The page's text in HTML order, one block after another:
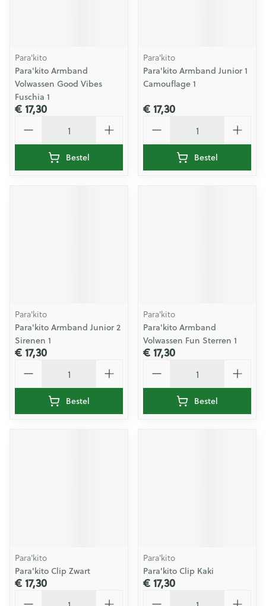
Para'kito
Para'kito Armband
Volwassen Good Vibes
Fuschia 1
€ 17,30
Bestel
Para'kito
Para'kito Armband Junior 1
Camouflage 1
€ 17,30
Bestel
Para'kito
Para'kito Armband Junior 2
Sirenen 1
€ 17,30
Bestel
Para'kito
Para'kito Armband
Volwassen Fun Sterren 1
€ 17,30
Bestel
Para'kito
Para'kito Clip Zwart
€ 17,30
Para'kito
Para'kito Clip Kaki
€ 17,30